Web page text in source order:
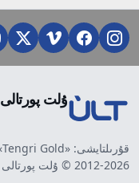
ۇلت پورتالى
قۇرىلتايشى: «Tengri Gold» جشس
2012-2026 © ۇلت پورتالى